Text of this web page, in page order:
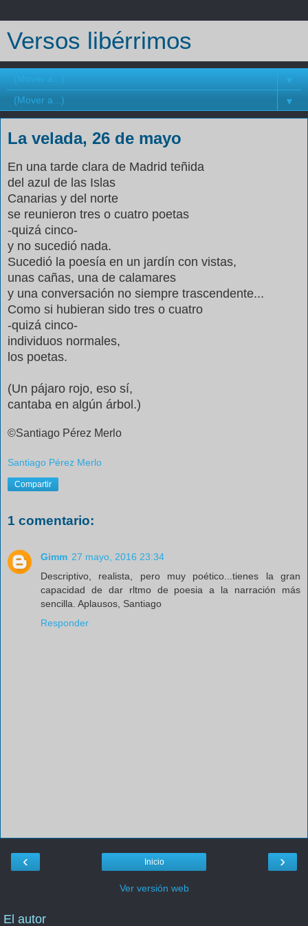
Versos libérrimos
▼
▼
La velada, 26 de mayo
En una tarde clara de Madrid teñida
del azul de las Islas
Canarias y del norte
se reunieron tres o cuatro poetas
-quizá cinco-
y no sucedió nada.
Sucedió la poesía en un jardín con vistas,
unas cañas, una de calamares
y una conversación no siempre trascendente...
Como si hubieran sido tres o cuatro
-quizá cinco-
individuos normales,
los poetas.
(Un pájaro rojo, eso sí,
cantaba en algún árbol.)
©Santiago Pérez Merlo
Santiago Pérez Merlo
Compartir
1 comentario:
Gimm 27 mayo, 2016 23:34
Descriptivo, realista, pero muy poético...tienes la gran
capacidad de dar rltmo de poesia a la narración más
sencilla. Aplausos, Santiago
Responder
‹ ›
Inicio
Ver versión web
El autor